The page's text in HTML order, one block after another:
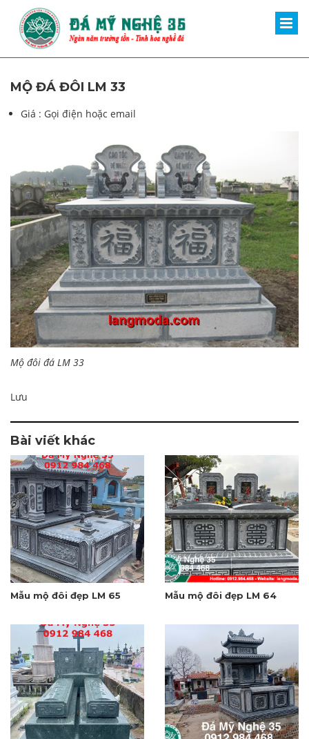
MỘ ĐÁ ĐÔI LM 33
Giá : Gọi điện hoặc email
Mộ đôi đá LM 33
Lưu
Bài viết khác
Mẫu mộ đôi đẹp LM 65 Mẫu mộ đôi đẹp LM 64